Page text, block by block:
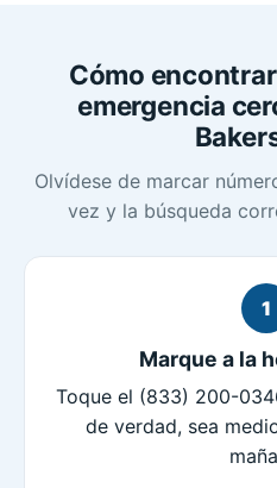
Cómo
emergencia
Olvídese de marcar
vez y la búsqueda
1
Marque a la
Toque el (833) 200-
de verdad, sea